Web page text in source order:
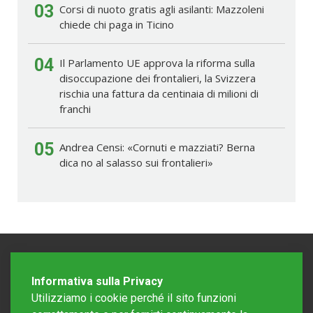
03 Corsi di nuoto gratis agli asilanti: Mazzoleni
chiede chi paga in Ticino
04 Il Parlamento UE approva la riforma sulla
disoccupazione dei frontalieri, la Svizzera
rischia una fattura da centinaia di milioni di
franchi
05 Andrea Censi: «Cornuti e mazziati? Berna
dica no al salasso sui frontalieri»
Informativa sulla Privacy
Utilizziamo i cookie perché il sito funzioni